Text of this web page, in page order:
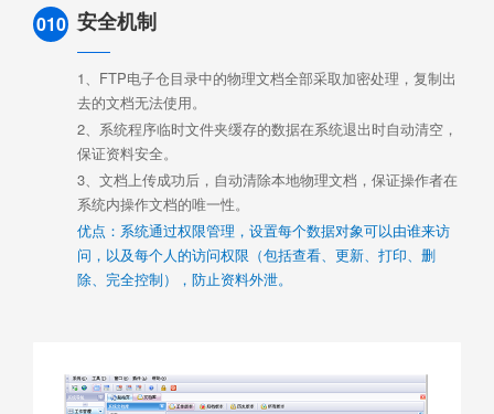
010 安全机制
1、FTP电子仓目录中的物理文档全部采取加密处理，复制出
去的文档无法使用。
2、系统程序临时文件夹缓存的数据在系统退出时自动清空，
保证资料安全。
3、文档上传成功后，自动清除本地物理文档，保证操作者在
系统内操作文档的唯一性。
优点：系统通过权限管理，设置每个数据对象可以由谁来访
问，以及每个人的访问权限（包括查看、更新、打印、删
除、完全控制），防止资料外泄。